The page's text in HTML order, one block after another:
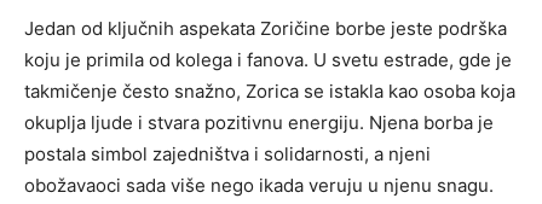
Jedan od ključnih aspekata Zoričine borbe jeste podrška
koju je primila od kolega i fanova. U svetu estrade, gde je
takmičenje često snažno, Zorica se istakla kao osoba koja
okuplja ljude i stvara pozitivnu energiju. Njena borba je
postala simbol zajedništva i solidarnosti, a njeni
obožavaoci sada više nego ikada veruju u njenu snagu.